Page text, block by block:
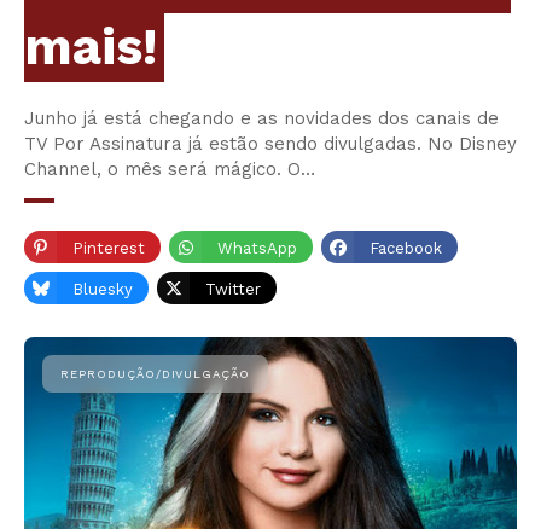
mais!
Junho já está chegando e as novidades dos canais de
TV Por Assinatura já estão sendo divulgadas. No Disney
Channel, o mês será mágico. O…
Pinterest WhatsApp Facebook
Bluesky Twitter